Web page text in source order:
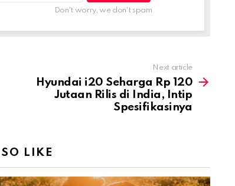
Don't worry, we don't spam
Next article
Hyundai i20 Seharga Rp 120
Jutaan Rilis di India, Intip
Spesifikasinya
LIKE